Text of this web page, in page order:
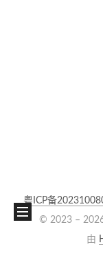
粤ICP备
© 2023 –
由